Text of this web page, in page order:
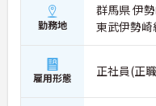
勤務地
群馬県 伊
東武伊勢
雇用形態 正社員(正